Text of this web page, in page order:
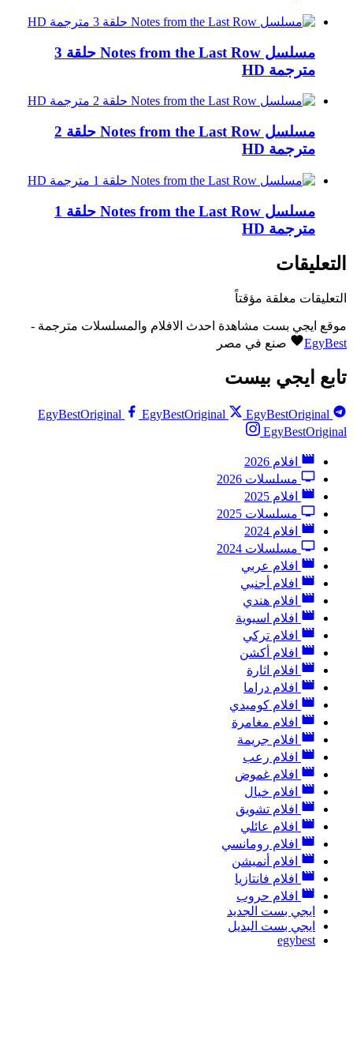
مسلسل Notes from the Last Row حلقة 3
مترجمة HD
مسلسل Notes from the Last Row حلقة 2
مترجمة HD
مسلسل Notes from the Last Row حلقة 1
مترجمة HD
التعليقات
التعليقات مغلقة مؤقتاً
موقع ايجي بست مشاهدة احدث الافلام والمسلسلات مترجمة -
EgyBest
صنع في مصر
تابع ايجي بيست
EgyBestOriginal EgyBestOriginal
EgyBestOriginal
EgyBestOriginal
افلام 2026
مسلسلات 2026
افلام 2025
مسلسلات 2025
افلام 2024
مسلسلات 2024
افلام عربي
افلام أجنبي
افلام هندي
افلام اسيوية
افلام تركي
افلام أكشن
افلام اثارة
افلام دراما
افلام كوميدي
افلام مغامرة
افلام جريمة
افلام رعب
افلام غموض
افلام خيال
افلام تشويق
افلام عائلي
افلام رومانسي
افلام أنميشن
افلام فانتازيا
افلام حروب
ايجي بست الجديد
ايجي بست البديل
egybest